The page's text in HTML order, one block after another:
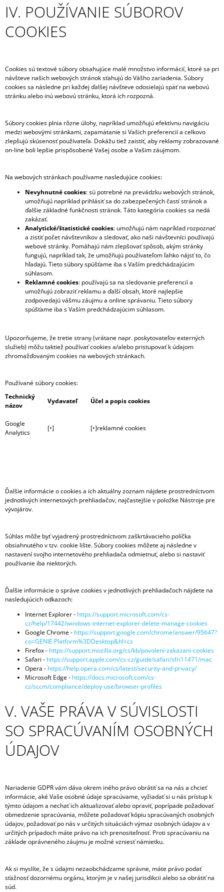
IV. POUŽÍVANIE SÚBOROV
COOKIES
Cookies sú textové súbory obsahujúce malé množstvo informácií, ktoré sa pri
návšteve našich webových stránok sťahujú do Vášho zariadenia. Súbory
cookies sa následne pri každej ďalšej návšteve odosielajú späť na webovú
stránku alebo inú webovú stránku, ktorá ich rozpozná.
Súbory cookies plnia rôzne úlohy, napríklad umožňujú efektívnu navigáciu
medzi webovými stránkami, zapamätanie si Vašich preferencií a celkovo
zlepšujú skúsenosť používateľa. Dokážu tiež zaistiť, aby reklamy zobrazované
on-line boli lepšie prispôsobené Vašej osobe a Vašim záujmom.
Na webových stránkach používame nasledujúce cookies:
Nevyhnutné cookies: sú potrebné na prevádzku webových stránok,
umožňujú napríklad prihlásiť sa do zabezpečených častí stránok a
ďalšie základné funkčnosti stránok. Táto kategória cookies sa nedá
zakázať.
Analytické/štatistické cookies: umožňujú nám napríklad rozpoznať
a zistiť počet návštevníkov a sledovať, ako naši návštevníci používajú
webové stránky. Pomáhajú nám zlepšovať spôsob, akým stránky
fungujú, napríklad tak, že umožňujú používateľom ľahko nájsť to, čo
hľadajú. Tieto súbory spúšťame iba s Vaším predchádzajúcim
súhlasom.
Reklamné cookies: používajú sa na sledovanie preferencií a
umožňujú zobraziť reklamu a ďalší obsah, ktoré najlepšie
zodpovedajú vášmu záujmu a online správaniu. Tieto súbory
spúšťame iba s Vaším predchádzajúcim súhlasom.
Upozorňujeme, že tretie strany (vrátane napr. poskytovateľov externých
služieb) môžu taktiež používať cookies a/alebo pristupovať k údajom
zhromažďovaným cookies na webových stránkach.
Používané súbory cookies:
Technický
názov
Vydavateľ Účel a popis cookies
Google
Analytics
[•] [•]reklamné cookies
Ďalšie informácie o cookies a ich aktuálny zoznam nájdete prostredníctvom
jednotlivých internetových prehliadačov, najčastejšie v položke Nástroje pre
vývojárov.
Súhlas môže byť vyjadrený prostredníctvom zaškrtávacieho políčka
obsiahnutého v tzv. cookie lište. Súbory cookies môžete aj následne v
nastavení svojho internetového prehliadača odmietnuť, alebo si nastaviť
používanie iba niektorých.
Ďalšie informácie o správe cookies v jednotlivých prehliadačoch nájdete na
nasledujúcich odkazoch:
Internet Explorer - https://support.microsoft.com/cs-
cz/help/17442/windows-internet-explorer-delete-manage-cookies
Google Chrome - https://support.google.com/chrome/answer/95647?
co=GENIE.Platform%3DDesktop&hl=cs
Firefox - https://support.mozilla.org/cs/kb/povoleni-zakazani-cookies
Safari - https://support.apple.com/cs-cz/guide/safari/sfri11471/mac
Opera - https://help.opera.com/cs/latest/security-and-privacy/
Microsoft Edge - https://docs.microsoft.com/cs-
cz/sccm/compliance/deploy-use/browser-profiles
V. VAŠE PRÁVA V SÚVISLOSTI
SO SPRACÚVANÍM OSOBNÝCH
ÚDAJOV
Nariadenie GDPR vám dáva okrem iného právo obrátiť sa na nás a chcieť
informácie, aké Vaše osobné údaje spracúvame, vyžiadať si u nás prístup k
týmto údajom a nechať ich aktualizovať alebo opraviť, poprípade požadovať
obmedzenie spracúvania, môžete požadovať kópiu spracúvaných osobných
údajov, požadovať po nás v určitých situáciách výmaz osobných údajov a v
určitých prípadoch máte právo na ich prenositeľnosť. Proti spracúvaniu na
základe oprávneného záujmu je možné vzniesť námietku.
Ak si myslíte, že s údajmi nezaobchádzame správne, máte právo podať
sťažnosť dozornému orgánu, ktorým je v našej jurisdikcii alebo sa obrátiť na
súd.